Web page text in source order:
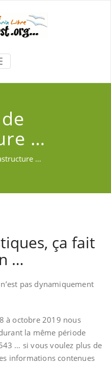
…
…
ça fait
…
pas dynamiquement
à octobre 2019 nous
la même période
… si vous voulez plus de
informations contenues